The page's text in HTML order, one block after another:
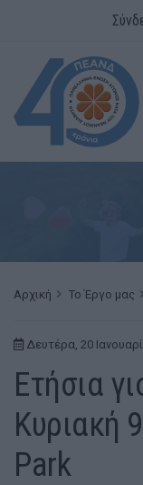
Αρχική Το Έργο μας
Δευτέρα, 20
Ετήσια
Κυριακή
Park